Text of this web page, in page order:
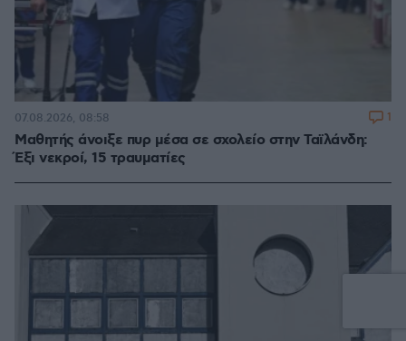
Μαθητής άνοιξε πυρ μέσα σε σχολείο στην Ταϊλάνδη:
Έξι νεκροί, 15 τραυματίες
07.08.2026, 08:58 1